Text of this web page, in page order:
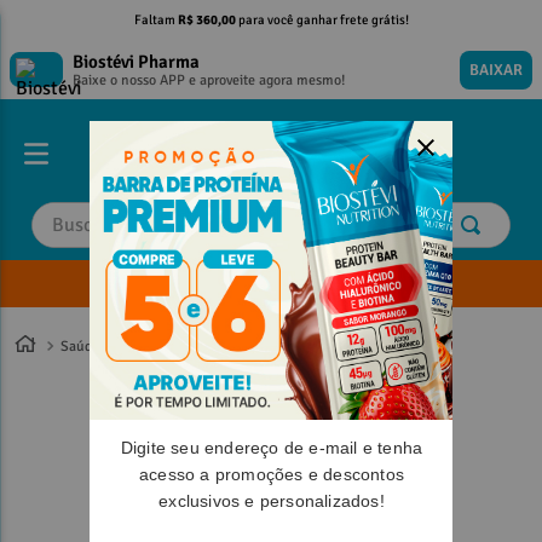
Faltam R$ 360,00para você ganhar frete grátis!
Biostévi Pharma
Baixe o nosso APP e aproveite agora mesmo! BAIXAR
Buscar
Envie sua Receita
Saúde
TERMOS MAIS BUSCADOS
magnesio
omega 3
tadalafila
minoxidil
TERMOS MAIS BUSCADOS
magnesio
omega 3
tadalafila
minoxidilDigite seu endereço de e-mail e tenha
acesso a promoções e descontos
exclusivos e personalizados!